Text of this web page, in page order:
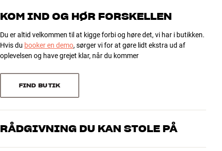
GENERELLE EGENSKABER
Vægbeslag til Sonos Move
Nem af- og påmontering af højtaler uden skruer
Silikonehætter beskytter højtaleren mod ridser
3 0
2
Sorter efter
KOM IND OG HØR FORSKELLEN
Du er altid velkommen til at kigge forbi og høre det, vi har i butikken.
Hvis du booker en demo, sørger vi for at gøre lidt ekstra ud af
oplevelsen og have grejet klar, når du kommer
FIND BUTIK
RÅDGIVNING DU KAN STOLE PÅ
Vores medarbejdere er ægte entusiaster, som kender produkterne